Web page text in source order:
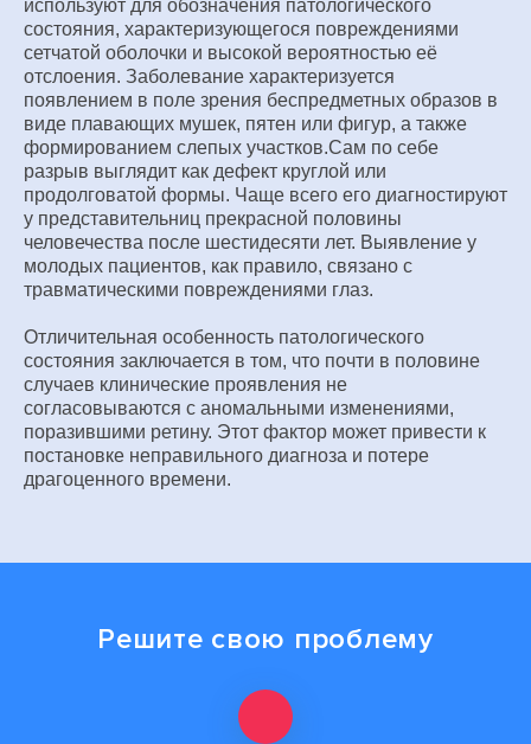
используют для обозначения патологического
состояния, характеризующегося повреждениями
сетчатой оболочки и высокой вероятностью её
отслоения. Заболевание характеризуется
появлением в поле зрения беспредметных образов в
виде плавающих мушек, пятен или фигур, а также
формированием слепых участков.Сам по себе
разрыв выглядит как дефект круглой или
продолговатой формы. Чаще всего его диагностируют
у представительниц прекрасной половины
человечества после шестидесяти лет. Выявление у
молодых пациентов, как правило, связано с
травматическими повреждениями глаз.
Отличительная особенность патологического
состояния заключается в том, что почти в половине
случаев клинические проявления не
согласовываются с аномальными изменениями,
поразившими ретину. Этот фактор может привести к
постановке неправильного диагноза и потере
драгоценного времени.
Решите свою проблему